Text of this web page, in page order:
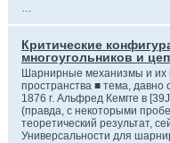
…
Критические
многоугольников и
Шарнирные механизмы и их
пространства ■ тема, давно
1876 г. Альфред Кемгге в
(правда, с некоторыми
теоретический результат,
Универсальности для